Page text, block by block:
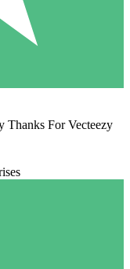
Thanks For Vecteezy